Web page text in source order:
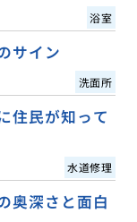
浴室
サイン
洗面所
住民が知って
水道修理
奥深さと面白